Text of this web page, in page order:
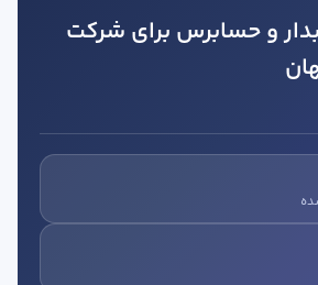
و حسابرس برای شرکت
، چه مهارت هایی در حسابداری دارید؟